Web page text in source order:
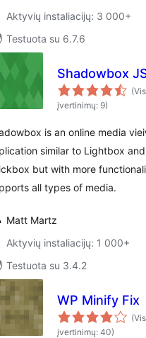
Aktyvių instaliacijų: 3 000+
Testuota su 6.7.6
Shadowbox
įvertinimų: 9)
is an online media
similar to Lightbox and
but with more
all types of media.
Matt Martz
Aktyvių instaliacijų: 1 000+
Testuota su 3.4.2
WP Minify Fix
įvertinimų: 40)